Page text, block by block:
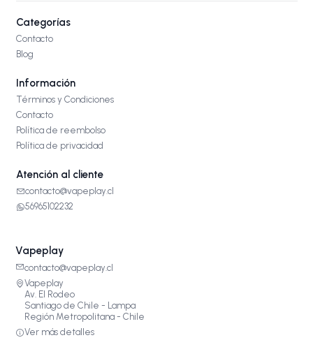
Categorías
Contacto
Blog
Información
Términos y Condiciones
Contacto
Política de reembolso
Política de privacidad
Atención al cliente
contacto@vapeplay.cl
56965102232
Vapeplay
contacto@vapeplay.cl
Vapeplay
Av. El Rodeo
Santiago de Chile - Lampa
Región Metropolitana - Chile
Ver más detalles